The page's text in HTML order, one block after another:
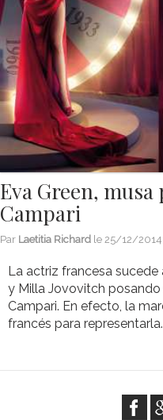
Eva Green,
Campari
Par Laetitia Richard le 25/12/2014
La actriz francesa sucede
y Milla Jovovitch
Campari. En efecto, la
francés para